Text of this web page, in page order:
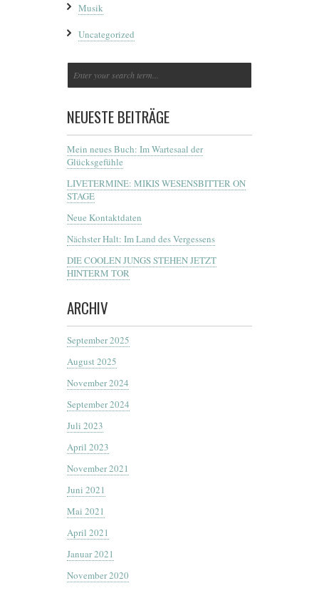
Musik
Uncategorized
NEUESTE BEITRÄGE
Mein neues Buch: Im Wartesaal der
Glücksgefühle
LIVETERMINE: MIKIS WESENSBITTER ON
STAGE
Neue Kontaktdaten
Nächster Halt: Im Land des Vergessens
DIE COOLEN JUNGS STEHEN JETZT
HINTERM TOR
ARCHIV
September 2025
August 2025
November 2024
September 2024
Juli 2023
April 2023
November 2021
Juni 2021
Mai 2021
April 2021
Januar 2021
November 2020